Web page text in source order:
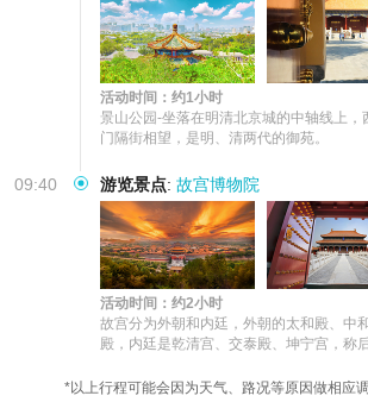
活动时间：约1小时
景山公园-坐落在明清北京城的中轴线上
门隔街相望，是明、清两代的御苑。
09:40 游览景点: 故宫博物院
活动时间：约2小时
故宫分为外朝和内廷，外朝的太和殿、中
殿，内廷是乾清宫、交泰殿、坤宁宫，称
*以上行程可能会因为天气、路况等原因做相应